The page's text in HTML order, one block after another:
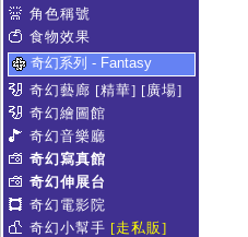
角色稱號
食物效果
奇幻系列 - Fantasy
奇幻藝廊 [精華] [廣場]
奇幻繪圖館
奇幻音樂廳
奇幻寫真館
奇幻伸展台
奇幻電影院
奇幻小幫手 [走私販]